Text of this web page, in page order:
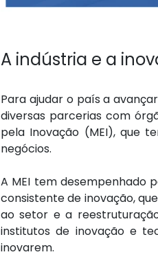
A indústria e a
Para ajudar o país a
diversas parcerias com
pela Inovação (MEI), que
negócios.
A MEI tem desempenhado
consistente de inovação,
ao setor e a
institutos de inovação e
inovarem.